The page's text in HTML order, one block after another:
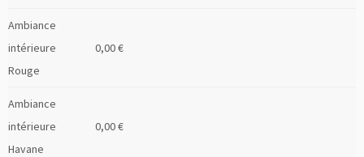
Ambiance
intérieure
Rouge
0,00 €
Ambiance
intérieure
Havane
0,00 €